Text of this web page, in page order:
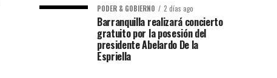
PODER & GOBIERNO 2 días ago
Barranquilla realizará concierto
gratuito por la posesión del
presidente Abelardo De la
Espriella